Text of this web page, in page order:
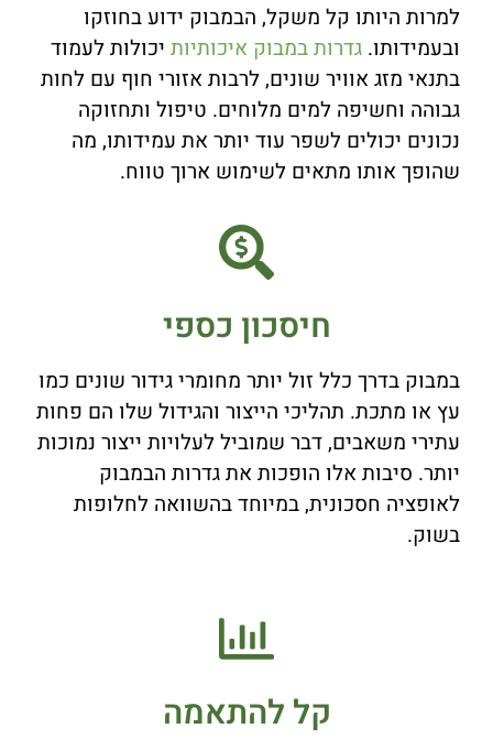
למרות היותו קל משקל, הבמבוק ידוע בחוזקו
ובעמידותו. גדרות במבוק איכותיות יכולות לעמוד
בתנאי מזג אוויר שונים, לרבות אזורי חוף עם לחות
גבוהה וחשיפה למים מלוחים. טיפול ותחזוקה
נכונים יכולים לשפר עוד יותר את עמידותו, מה
שהופך אותו מתאים לשימוש ארוך טווח.
חיסכון כספי
במבוק בדרך כלל זול יותר מחומרי גידור שונים כמו
עץ ​​או מתכת. תהליכי הייצור והגידול שלו הם פחות
עתירי משאבים, דבר שמוביל לעלויות ייצור נמוכות
יותר. סיבות אלו הופכות את גדרות הבמבוק
לאופציה חסכונית, במיוחד בהשוואה לחלופות
בשוק.
קל להתאמה